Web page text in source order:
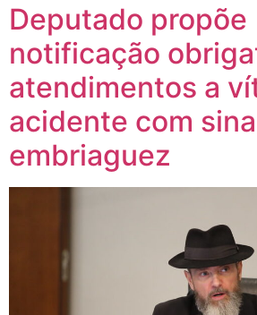
Deputado propõe
notificação
atendimentos a
acidente com
embriaguez